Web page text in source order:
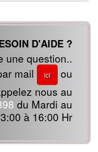
D'AIDE ?
une question..
mail
ici
ou
nous au
du Mardi au
à 16:00 Hr